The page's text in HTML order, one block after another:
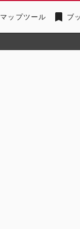
マップツール bookmark ブ